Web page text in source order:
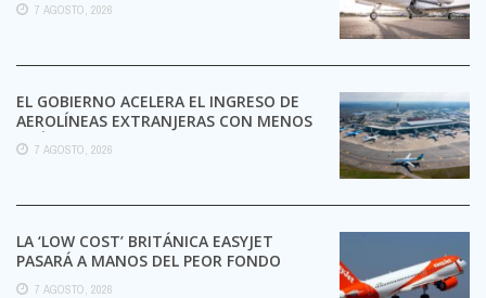
7 AGOSTO, 2026
EL GOBIERNO ACELERA EL INGRESO DE
AEROLÍNEAS EXTRANJERAS CON MENOS
TRÁMITES
7 AGOSTO, 2026
LA ‘LOW COST’ BRITÁNICA EASYJET
PASARÁ A MANOS DEL PEOR FONDO
POSIBLE:
7 AGOSTO, 2026